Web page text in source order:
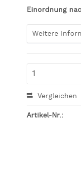
Einordnung
Weitere
Vergleichen
Artikel-Nr.: